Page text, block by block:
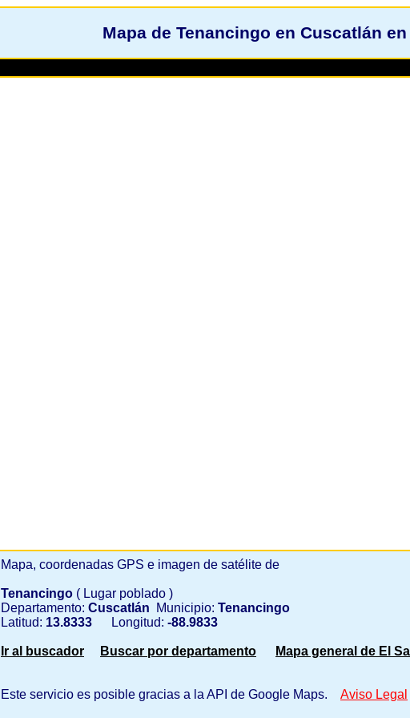
Mapa de Tenancingo en Cuscatlán
Mapa, coordenadas GPS e imagen de satélite de
Tenancingo ( Lugar poblado )
Departamento: Cuscatlán Municipio: Tenancingo
Latitud: 13.8333 Longitud: -88.9833
Ir al buscador Buscar por departamento Mapa general de El
Este servicio es posible gracias a la API de Google Maps. Aviso Legal